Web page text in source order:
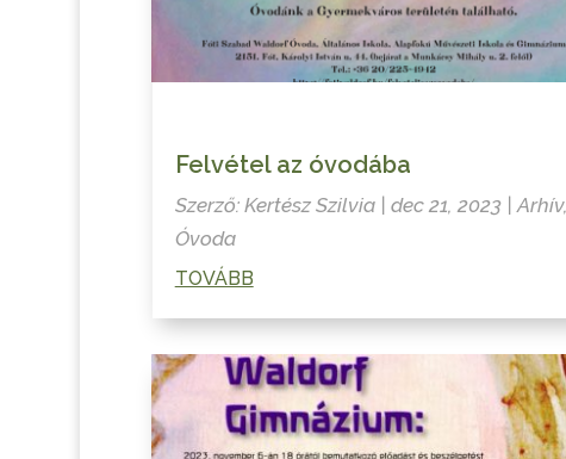
Felvétel az óvodába
Szerző: Kertész Szilvia| dec 21, 2023| Arhív,
Óvoda
TOVÁBB